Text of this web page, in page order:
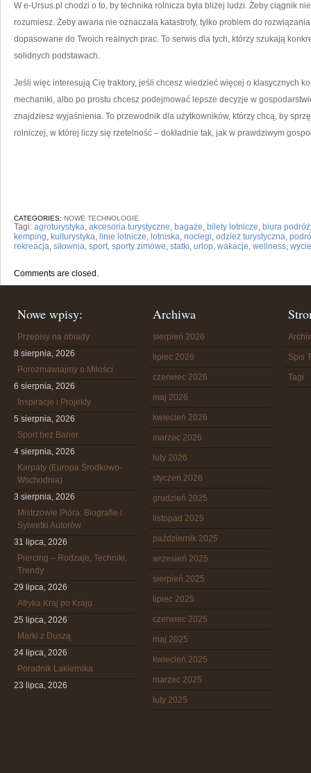
W e-Ursus.pl chodzi o to, by technika rolnicza była bliżej ludzi. Żeby ciągnik
rozumiesz. Żeby awaria nie oznaczała katastrofy, tylko problem do
dopasowane do Twoich realnych prac. To serwis dla tych, którzy szukają
solidnych podstawach.
Jeśli więc interesują Cię traktory, jeśli chcesz wiedzieć więcej o klasycznych
mechaniki, albo po prostu chcesz podejmować lepsze decyzje w
znajdziesz wyjaśnienia. To przewodnik dla użytkowników, którzy chcą, by
rolniczej, w której liczy się rzetelność – dokładnie tak, jak w prawdziwym
CATEGORIES: NOWE TECHNOLOGIE
Tagi: agroturystyka, akcesoria turystyczne, bagaże, bilety lotnicze, biura
kemping, kulturystyka, linie lotnicze, lotniska, noclegi, odzież turystyczna,
rekreacja, siłownia, sport, sporty zimowe, statki, urlop, wakacje, wellness,
Comments are closed.
Nowe wpisy:
Przepisy na obiady
8 sierpnia, 2026
Porozmawiajmy o Miłości
6 sierpnia, 2026
Inspiracje i Projekty
5 sierpnia, 2026
Sport bez Barier
4 sierpnia, 2026
Karpaty (Europa Środkowo-
Wschodnia)
3 sierpnia, 2026
Mistrzowie Pióra: Biografie i
Sylwetki Autorów
31 lipca, 2026
Piercing – Rodzaje, Techniki,
Trendy
29 lipca, 2026
Afryka Kraj po Kraju
25 lipca, 2026
Marki z Duszą
24 lipca, 2026
Poradnik Lakiernika
23 lipca, 2026
Archiwa
sierpień 2026
lipiec 2026
czerwiec 2026
maj 2026
kwiecień 2026
marzec 2026
luty 2026
styczeń 2026
grudzień 2025
listopad 2025
październik 2025
wrzesień 2025
sierpień 2025
lipiec 2025
czerwiec 2025
maj 2025
kwiecień 2025
marzec 2025
luty 2025
Spis
Tagi